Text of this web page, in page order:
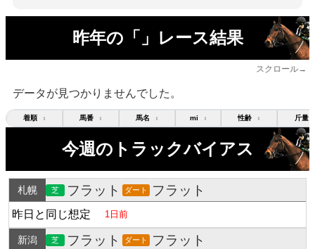
昨年の「」レース結果
スクロール→
データが見つかりませんでした。
着順 ↕ 馬番 ↕ 馬名 ↕ mi ↕ 性齢 ↕ 斤量
今週のトラックバイアス
札幌 芝 フラット ダート フラット
昨日と同じ想定 1日前
新潟 芝 フラット ダート フラット